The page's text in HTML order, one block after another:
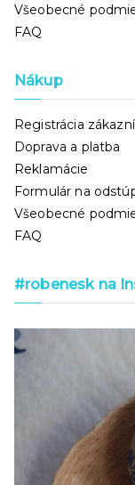
Všeobecné
FAQ
Nákup
Registrácia
Doprava a platba
Reklamácie
Formulár na
Všeobecné
FAQ
#robenesk na